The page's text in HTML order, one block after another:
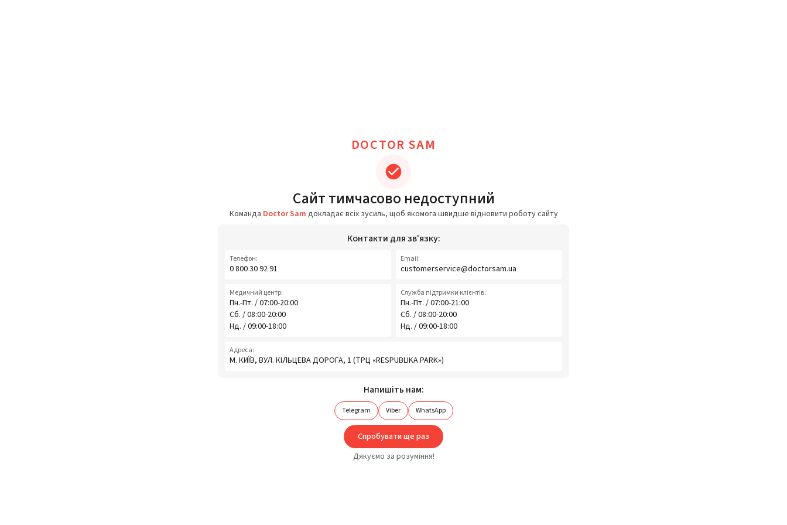
DOCTOR SAM
Сайт тимчасово недоступний
Команда Doctor Sam докладає всіх зусиль, щоб якомога швидше відновити роботу сайту
Контакти для зв'язку:
Телефон:
0 800 30 92 91
Email:
customerservice@doctorsam.ua
Медичний центр:
Пн.-Пт. / 07:00-20:00
Сб. / 08:00-20:00
Нд. / 09:00-18:00
Служба підтримки клієнтів:
Пн.-Пт. / 07:00-21:00
Сб. / 08:00-20:00
Нд. / 09:00-18:00
Адреса:
М. КИЇВ, ВУЛ. КІЛЬЦЕВА ДОРОГА, 1 (ТРЦ «RESPUBLIKA PARK»)
Напишіть нам:
Telegram Viber WhatsApp
Спробувати ще раз
Дякуємо за розуміння!